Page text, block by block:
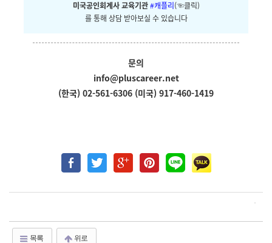
미국공인회계사 교육기관#캐플리(☜클릭)
를 통해 상담 받아보실 수 있습니다
문의
info@pluscareer.net
(한국) 02-561-6306 (미국) 917-460-1419
목록 위로